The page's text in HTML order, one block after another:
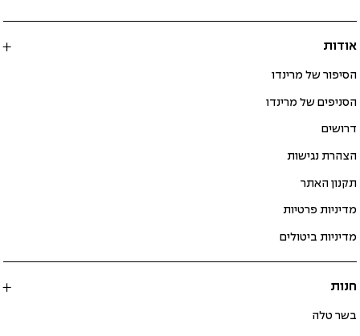
אודות
הסיפור של מרינדו
הסניפים של מרינדו
דרושים
הצהרת נגישות
תקנון האתר
מדיניות פרטיות
מדיניות ביטולים
חנות
בשר טלה